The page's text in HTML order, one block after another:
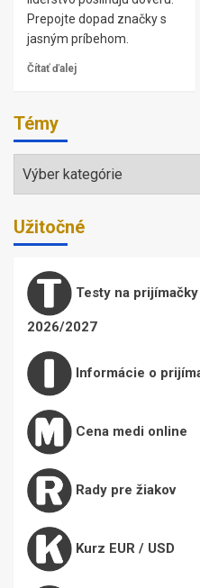
Prepojte dopad značky s
jasným príbehom.
Čítať ďalej
Témy
Témy
Užitočné
Testy na
2026/2027
Informácie o
Cena medi online
Rady pre žiakov
Kurz EUR / USD